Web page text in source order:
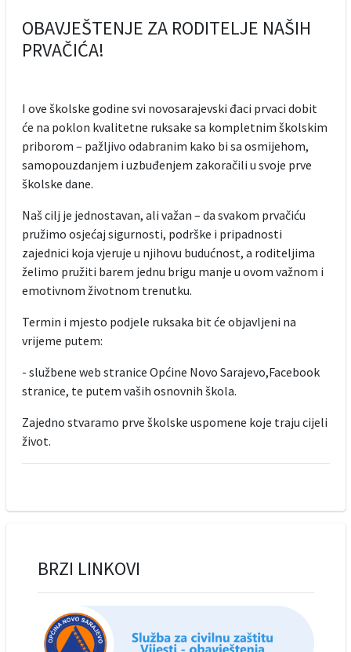
OBAVJEŠTENJE ZA RODITELJE NAŠIH
PRVAČIĆA!
I ove školske godine svi novosarajevski đaci prvaci dobit
će na poklon kvalitetne ruksake sa kompletnim školskim
priborom – pažljivo odabranim kako bi sa osmijehom,
samopouzdanjem i uzbuđenjem zakoračili u svoje prve
školske dane.
Naš cilj je jednostavan, ali važan – da svakom prvačiću
pružimo osjećaj sigurnosti, podrške i pripadnosti
zajednici koja vjeruje u njihovu budućnost, a roditeljima
želimo pružiti barem jednu brigu manje u ovom važnom i
emotivnom životnom trenutku.
Termin i mjesto podjele ruksaka bit će objavljeni na
vrijeme putem:
- službene web stranice Općine Novo Sarajevo,Facebook
stranice, te putem vaših osnovnih škola.
Zajedno stvaramo prve školske uspomene koje traju cijeli
život.
BRZI LINKOVI